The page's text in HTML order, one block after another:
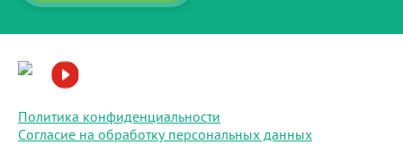
Политика конфиденциальности
Согласие на обработку персональных данных